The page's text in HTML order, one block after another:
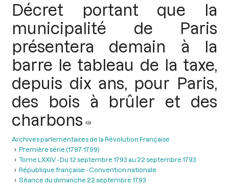
Décret portant que la
municipalité de Paris
présentera demain à la
barre le tableau de la taxe,
depuis dix ans, pour Paris,
des bois à brûler et des
charbons
Archives parlementaires de la Révolution Française
Première série (1787-1799)
Tome LXXIV - Du 12 septembre 1793 au 22 septembre 1793
République française - Convention nationale
Séance du dimanche 22 septembre 1793